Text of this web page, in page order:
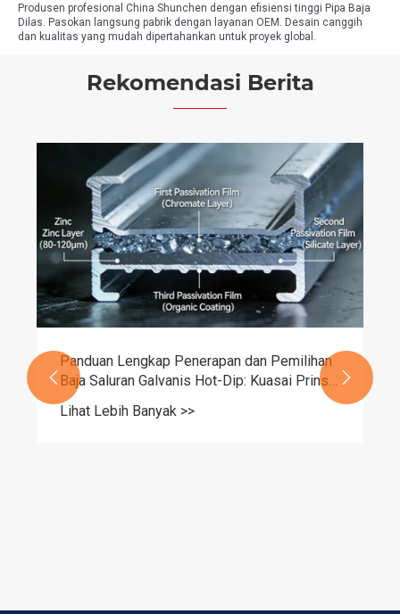
Produsen profesional China Shunchen dengan efisiensi tinggi Pipa Baja
Dilas. Pasokan langsung pabrik dengan layanan OEM. Desain canggih
dan kualitas yang mudah dipertahankan untuk proyek global.
Rekomendasi Berita
Bagaimana Baja Oktagonal Digunakan dalam
Proyek Industri Modern?
Lihat Lebih Banyak >>
 